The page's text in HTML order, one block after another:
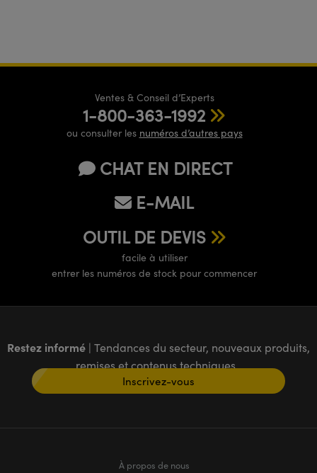
Ventes & Conseil d’Experts
1-800-363-1992
ou consulter les numéros d’autres pays
CHAT EN DIRECT
E-MAIL
OUTIL DE DEVIS
facile à utiliser
entrer les numéros de stock pour commencer
Restez informé | Tendances du secteur, nouveaux produits,
remises et contenus techniques
Inscrivez-vous
À propos de nous